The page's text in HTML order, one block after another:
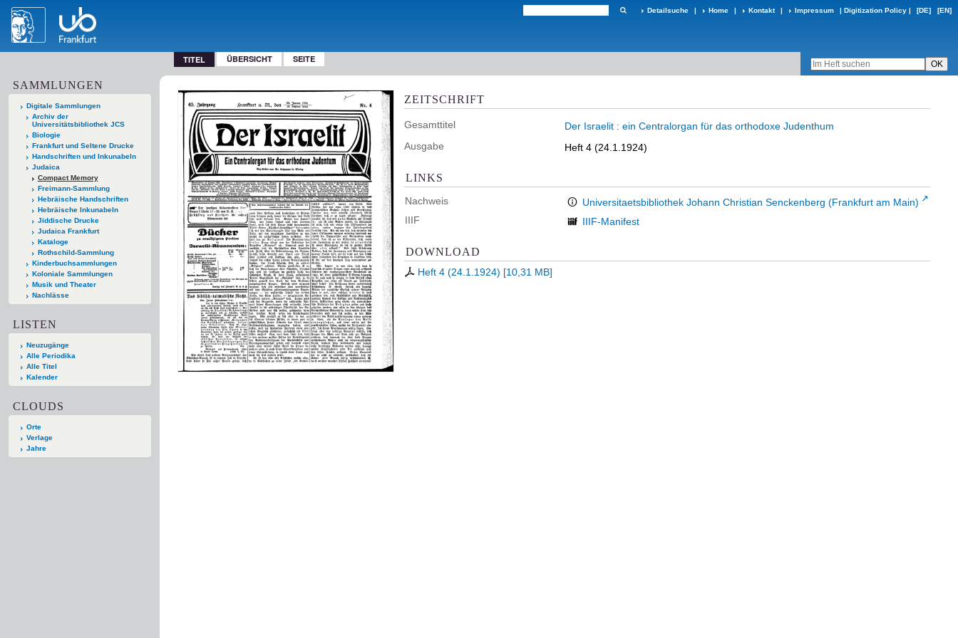
Detailsuche | Home | Kontakt | Impressum | Digitization Policy | [DE] [EN]
TITEL ÜBERSICHT SEITE
SAMMLUNGEN
Digitale Sammlungen
Archiv der
Universitätsbibliothek JCS
Biologie
Frankfurt und Seltene Drucke
Handschriften und Inkunabeln
Judaica
Compact Memory
Freimann-Sammlung
Hebräische Handschriften
Hebräische Inkunabeln
Jiddische Drucke
Judaica Frankfurt
Kataloge
Rothschild-Sammlung
Kinderbuchsammlungen
Koloniale Sammlungen
Musik und Theater
Nachlässe
LISTEN
Neuzugänge
Alle Periodika
Alle Titel
Kalender
CLOUDS
Orte
Verlage
Jahre
ZEITSCHRIFT
Gesamttitel
Der Israelit : ein Centralorgan für das orthodoxe Judenthum
Ausgabe
Heft 4 (24.1.1924)
LINKS
Nachweis
Universitaetsbibliothek Johann Christian Senckenberg (Frankfurt am Main)
IIIF
IIIF-Manifest
DOWNLOAD
Heft 4 (24.1.1924) [10,31 MB]